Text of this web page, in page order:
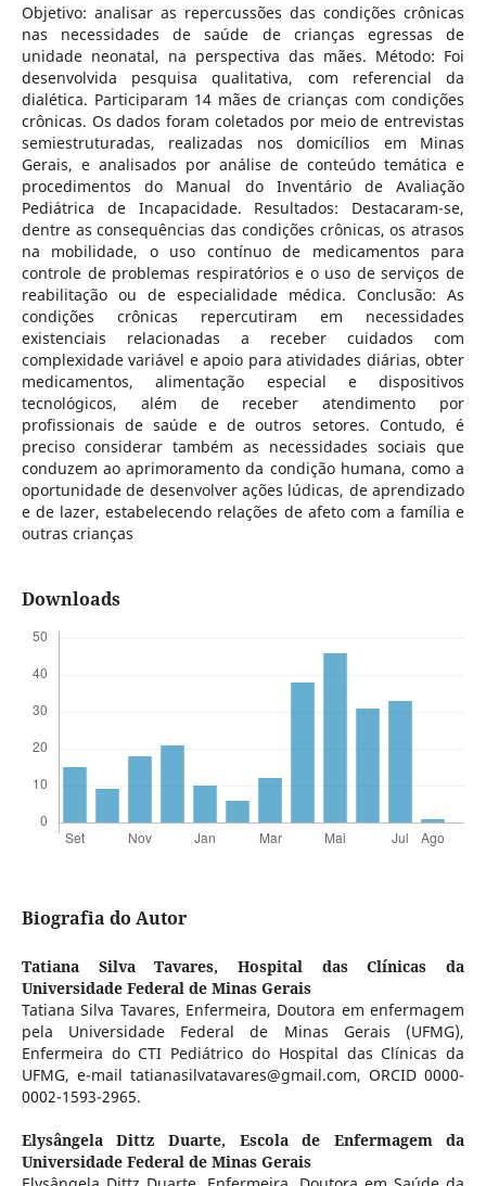
Objetivo: analisar as repercussões das condições crônicas
nas necessidades de saúde de crianças egressas de
unidade neonatal, na perspectiva das mães. Método: Foi
desenvolvida pesquisa qualitativa, com referencial da
dialética. Participaram 14 mães de crianças com condições
crônicas. Os dados foram coletados por meio de entrevistas
semiestruturadas, realizadas nos domicílios em Minas
Gerais, e analisados por análise de conteúdo temática e
procedimentos do Manual do Inventário de Avaliação
Pediátrica de Incapacidade. Resultados: Destacaram-se,
dentre as consequências das condições crônicas, os atrasos
na mobilidade, o uso contínuo de medicamentos para
controle de problemas respiratórios e o uso de serviços de
reabilitação ou de especialidade médica. Conclusão: As
condições crônicas repercutiram em necessidades
existenciais relacionadas a receber cuidados com
complexidade variável e apoio para atividades diárias, obter
medicamentos, alimentação especial e dispositivos
tecnológicos, além de receber atendimento por
profissionais de saúde e de outros setores. Contudo, é
preciso considerar também as necessidades sociais que
conduzem ao aprimoramento da condição humana, como a
oportunidade de desenvolver ações lúdicas, de aprendizado
e de lazer, estabelecendo relações de afeto com a família e
outras crianças
Downloads
Biografia do Autor
Tatiana Silva Tavares, Hospital das Clínicas da
Universidade Federal de Minas Gerais
Tatiana Silva Tavares, Enfermeira, Doutora em enfermagem
pela Universidade Federal de Minas Gerais (UFMG),
Enfermeira do CTI Pediátrico do Hospital das Clínicas da
UFMG, e-mail tatianasilvatavares@gmail.com, ORCID 0000-
0002-1593-2965.
Elysângela Dittz Duarte, Escola de Enfermagem da
Universidade Federal de Minas Gerais